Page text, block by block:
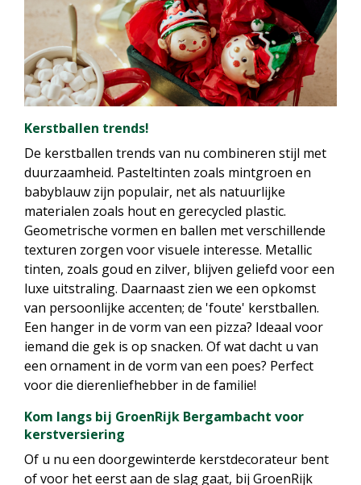
Kerstballen trends!
De kerstballen trends van nu combineren stijl met
duurzaamheid. Pasteltinten zoals mintgroen en
babyblauw zijn populair, net als natuurlijke
materialen zoals hout en gerecycled plastic.
Geometrische vormen en ballen met verschillende
texturen zorgen voor visuele interesse. Metallic
tinten, zoals goud en zilver, blijven geliefd voor een
luxe uitstraling. Daarnaast zien we een opkomst
van persoonlijke accenten; de 'foute' kerstballen.
Een hanger in de vorm van een pizza? Ideaal voor
iemand die gek is op snacken. Of wat dacht u van
een ornament in de vorm van een poes? Perfect
voor die dierenliefhebber in de familie!
Kom langs bij GroenRijk Bergambacht voor
kerstversiering
Of u nu een doorgewinterde kerstdecorateur bent
of voor het eerst aan de slag gaat, bij GroenRijk